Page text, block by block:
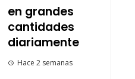
en grandes
cantidades
diariamente
Hace 2 semanas